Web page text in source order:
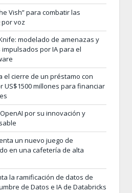
Vish” para combatir las
voz
modelado de amenazas y
por IA para el
el cierre de un préstamo con
millones para financiar
por su innovación y
un nuevo juego de
en una cafetería de alta
la ramificación de datos de
de Datos e IA de Databricks